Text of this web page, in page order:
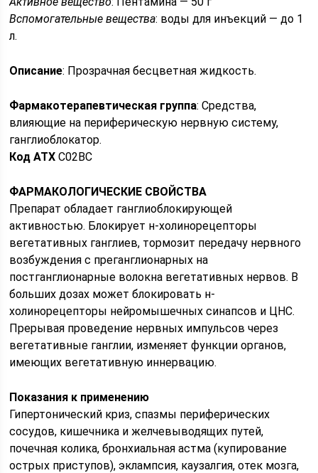
Вспомогательные вещества: воды для инъекций — до 1
л.
Описание: Прозрачная бесцветная жидкость.
Фармакотерапевтическая группа: Средства,
влияющие на периферическую нервную систему,
ганглиоблокатор.
Код ATX C02BC
ФАРМАКОЛОГИЧЕСКИЕ СВОЙСТВА
Препарат обладает ганглиоблокирующей
активностью. Блокирует н-холинорецепторы
вегетативных ганглиев, тормозит передачу нервного
возбуждения с преганглионарных на
постганглионарные волокна вегетативных нервов. В
больших дозах может блокировать н-
холинорецепторы нейромышечных синапсов и ЦНС.
Прерывая проведение нервных импульсов через
вегетативные ганглии, изменяет функции органов,
имеющих вегетативную иннервацию.
Показания к применению
Гипертонический криз, спазмы периферических
сосудов, кишечника и желчевыводящих путей,
почечная колика, бронхиальная астма (купирование
острых приступов), эклампсия, каузалгия, отек мозга,